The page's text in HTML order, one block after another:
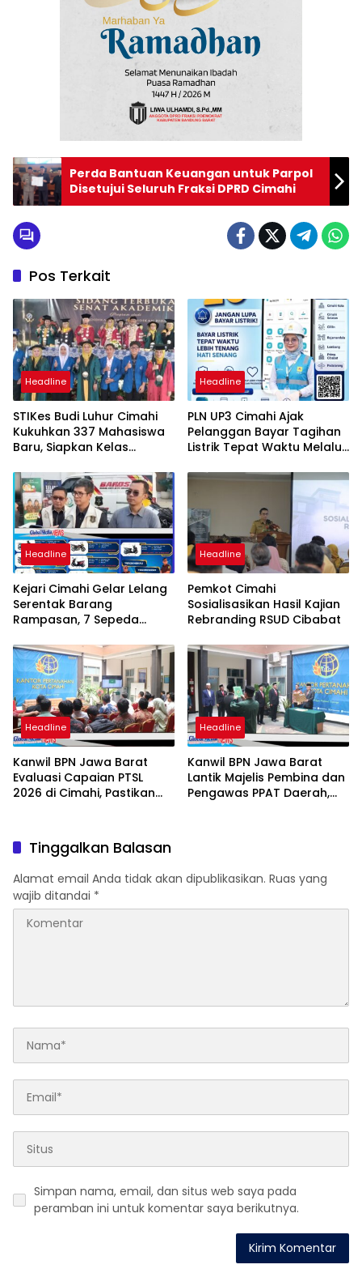
Perda Bantuan Keuangan untuk Parpol
Disetujui Seluruh Fraksi DPRD Cimahi
Pos Terkait
Headline
STIKes Budi Luhur Cimahi
Kukuhkan 337 Mahasiswa
Baru, Siapkan Kelas
Student Exchange ke
Filipina
Headline
PLN UP3 Cimahi Ajak
Pelanggan Bayar Tagihan
Listrik Tepat Waktu Melalui
Headline
Kejari Cimahi Gelar Lelang
Serentak Barang
Rampasan, 7 Sepeda
Siap Diburu Masyarakat
Headline
Pemkot Cimahi
Sosialisasikan Hasil Kajian
Rebranding RSUD Cibabat
Headline
Kanwil BPN Jawa Barat
Evaluasi Capaian PTSL
2026 di Cimahi, Pastikan
Headline
Kanwil BPN Jawa Barat
Lantik Majelis Pembina dan
Pengawas PPAT Daerah,
Tinggalkan Balasan
Alamat email Anda tidak akan dipublikasikan. Ruas yang
wajib ditandai *
Simpan nama, email, dan situs web saya pada
peramban ini untuk komentar saya berikutnya.